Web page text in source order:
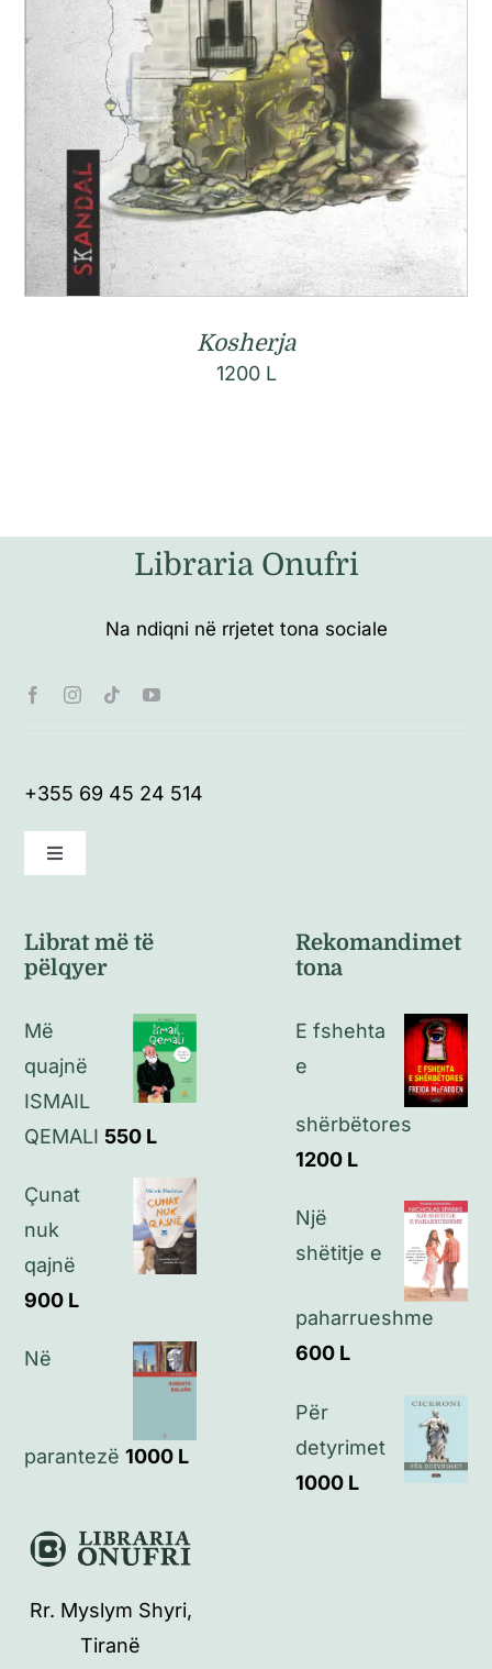
Kosherja
1200 L
Libraria Onufri
Na ndiqni në rrjetet tona sociale
+355 69 45 24 514
Toggle
Politikat e kthimeve
Politikat e privatësisë
Kontakt
Librat më të
pëlqyer
Më
quajnë
ISMAIL
QEMALI 550 L
Çunat
nuk
qajnë
900 L
Në
parantezë 1000 L
Rekomandimet
tona
E fshehta
e
shërbëtores
1200 L
Një
shëtitje e
paharrueshme
600 L
Për
detyrimet
1000 L
Rr. Myslym Shyri,
Tiranë